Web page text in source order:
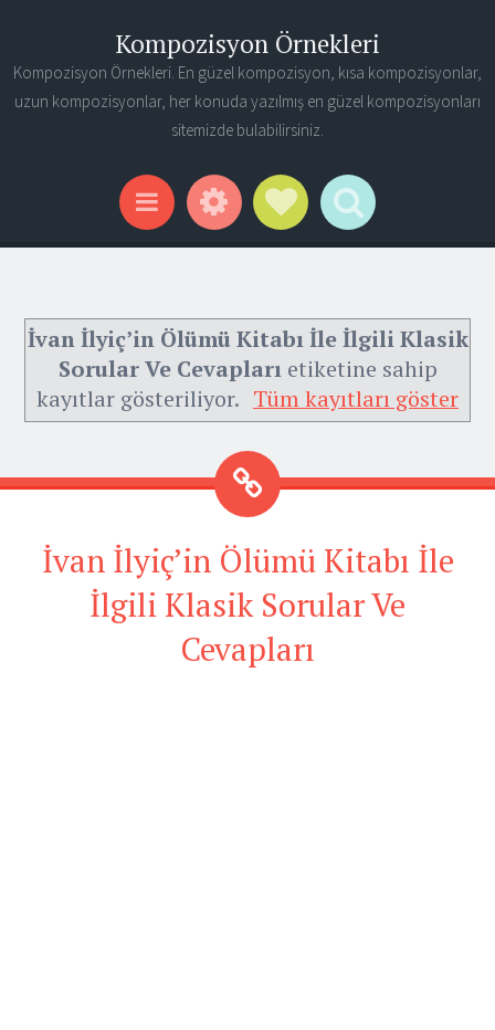
Kompozisyon Örnekleri
Kompozisyon Örnekleri. En güzel kompozisyon, kısa kompozisyonlar,
uzun kompozisyonlar, her konuda yazılmış en güzel kompozisyonları
sitemizde bulabilirsiniz.
Menu WidgetsSocial Links
Search
İvan İlyiç’in Ölümü Kitabı İle İlgili Klasik
Sorular Ve Cevaplarıetiketine sahip
kayıtlar gösteriliyor. Tüm kayıtları göster
İvan İlyiç’in Ölümü Kitabı İle
İlgili Klasik Sorular Ve
Cevapları